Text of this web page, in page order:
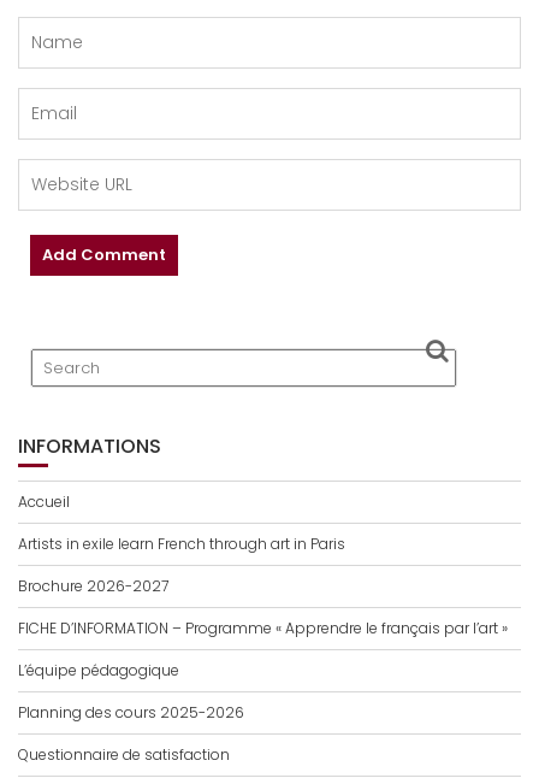
INFORMATIONS
Accueil
Artists in exile learn French through art in Paris
Brochure 2026-2027
FICHE D’INFORMATION – Programme « Apprendre le français par l’art »
L’équipe pédagogique
Planning des cours 2025-2026
Questionnaire de satisfaction